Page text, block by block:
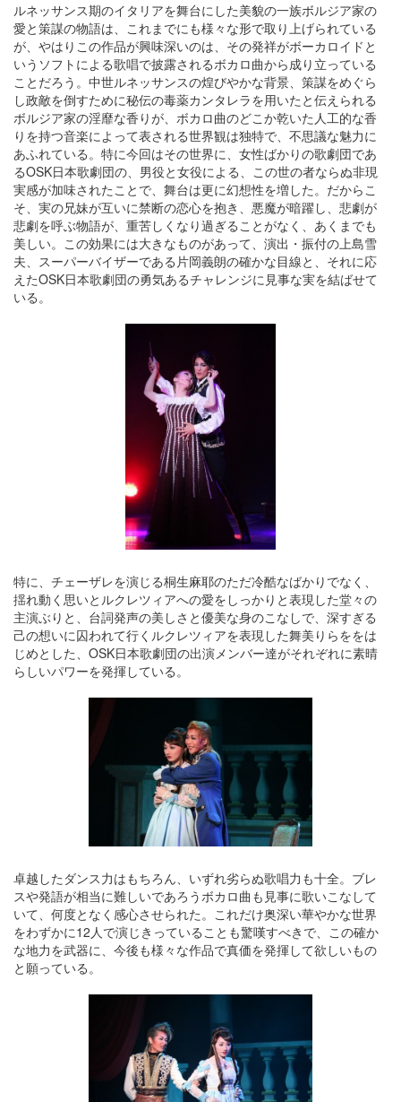
ルネッサンス期のイタリアを舞台にした美貌の一族ボルジア家の
愛と策謀の物語は、これまでにも様々な形で取り上げられている
が、やはりこの作品が興味深いのは、その発祥がボーカロイドと
いうソフトによる歌唱で披露されるボカロ曲から成り立っている
ことだろう。中世ルネッサンスの煌びやかな背景、策謀をめぐら
し政敵を倒すために秘伝の毒薬カンタレラを用いたと伝えられる
ボルジア家の淫靡な香りが、ボカロ曲のどこか乾いた人工的な香
りを持つ音楽によって表される世界観は独特で、不思議な魅力に
あふれている。特に今回はその世界に、女性ばかりの歌劇団であ
るOSK日本歌劇団の、男役と女役による、この世の者ならぬ非現
実感が加味されたことで、舞台は更に幻想性を増した。だからこ
そ、実の兄妹が互いに禁断の恋心を抱き、悪魔が暗躍し、悲劇が
悲劇を呼ぶ物語が、重苦しくなり過ぎることがなく、あくまでも
美しい。この効果には大きなものがあって、演出・振付の上島雪
夫、スーパーバイザーである片岡義朗の確かな目線と、それに応
えたOSK日本歌劇団の勇気あるチャレンジに見事な実を結ばせて
いる。
特に、チェーザレを演じる桐生麻耶のただ冷酷なばかりでなく、
揺れ動く思いとルクレツィアへの愛をしっかりと表現した堂々の
主演ぶりと、台詞発声の美しさと優美な身のこなしで、深すぎる
己の想いに囚われて行くルクレツィアを表現した舞美りらををは
じめとした、OSK日本歌劇団の出演メンバー達がそれぞれに素晴
らしいパワーを発揮している。
卓越したダンス力はもちろん、いずれ劣らぬ歌唱力も十全。ブレ
スや発語が相当に難しいであろうボカロ曲も見事に歌いこなして
いて、何度となく感心させられた。これだけ奥深い華やかな世界
をわずかに12人で演じきっていることも驚嘆すべきで、この確か
な地力を武器に、今後も様々な作品で真価を発揮して欲しいもの
と願っている。